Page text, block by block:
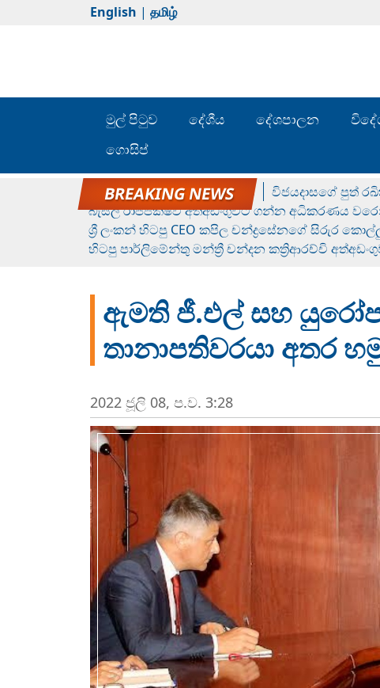
English | தமிழ்
මුල් පිටුව දේශීය දේශපාලන
ගොසිප්
රන් ගෙනා රුමේෂ්ගේ හෙල්ලය විජයදාසගේ පුත්
බැසිල් රාජපක්ෂව අත්අඩංගුවට ගන්න අධිකරණය
ශ්‍රී ලංකන් හිටපු CEO කපිල චන්ද්‍රසේනගේ සිරුර
හිටපු පාර්ලිමේන්තු මන්ත්‍රී චන්දන කත්‍රිආරච්චි
ඇමති ජී.එල් සහ
තානාපතිවරයා අතර
2022 ජූලි 08, ප.ව. 3:28